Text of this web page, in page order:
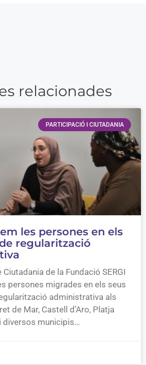
relacionades
PARTICIPACIÓ I CIUTADANIA
les persones en els
regularització
Ciutadania de la Fundació SERGI
persones migrades en els seus
administrativa als
de Mar, Castell d’Aro, Platja
i diversos municipis…